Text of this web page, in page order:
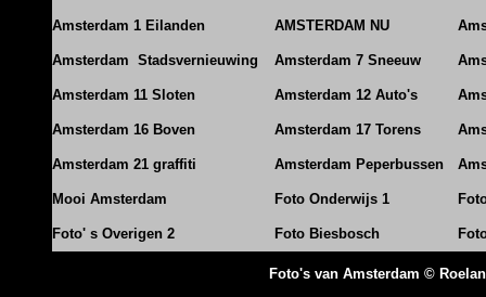
Amsterdam 1 Eilanden AMSTERDAM NU
Amsterdam Stadsvernieuwing Amsterdam 7 Sneeuw
Amsterdam 11 Sloten Amsterdam 12 Auto's
Amsterdam 16 Boven Amsterdam 17 Torens
Amsterdam 21 graffiti Amsterdam Peperbussen
Mooi Amsterdam Foto Onderwijs 1
Foto' s Overigen 2 Foto Biesbosch
Foto's van Amsterdam ©